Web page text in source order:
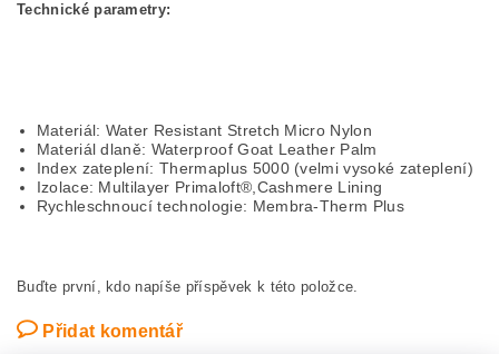
Technické parametry:
Materiál: Water Resistant Stretch Micro Nylon
Materiál dlaně: Waterproof Goat Leather Palm
Index zateplení: Thermaplus 5000 (velmi vysoké zateplení)
Izolace: Multilayer Primaloft®,Cashmere Lining
Rychleschnoucí technologie: Membra-Therm Plus
Buďte první, kdo napíše příspěvek k této položce.
Přidat komentář